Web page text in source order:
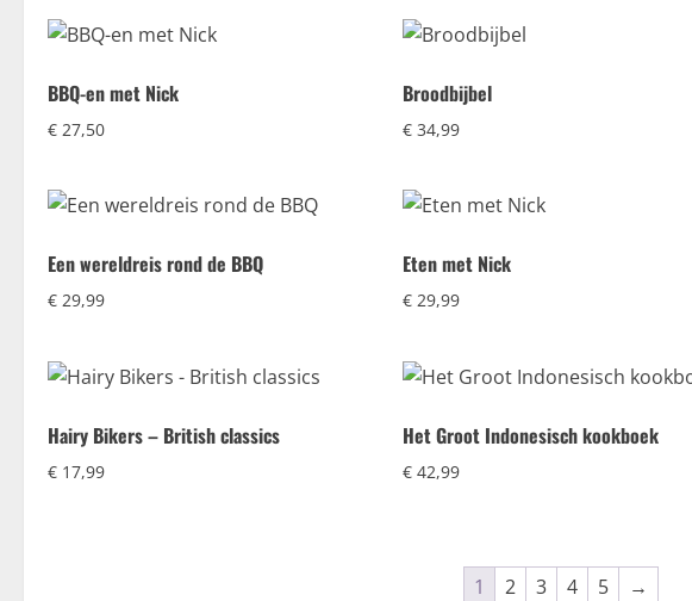
BBQ-en met Nick
€ 27,50
Broodbijbel
€ 34,99
Een wereldreis rond de BBQ
€ 29,99
Eten met Nick
€ 29,99
Hairy Bikers – British classics
€ 17,99
Het Groot Indonesisch kookboek
€ 42,99
1 2 3 4 5 →